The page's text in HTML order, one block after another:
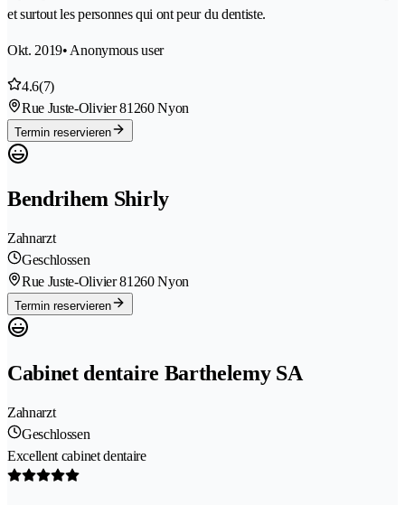
et surtout les personnes qui ont peur du dentiste.
Okt. 2019• Anonymous user
4.6(7)
Rue Juste-Olivier 81260 Nyon
Termin reservieren
Bendrihem Shirly
Zahnarzt
Geschlossen
Rue Juste-Olivier 81260 Nyon
Termin reservieren
Cabinet dentaire Barthelemy SA
Zahnarzt
Geschlossen
Excellent cabinet dentaire